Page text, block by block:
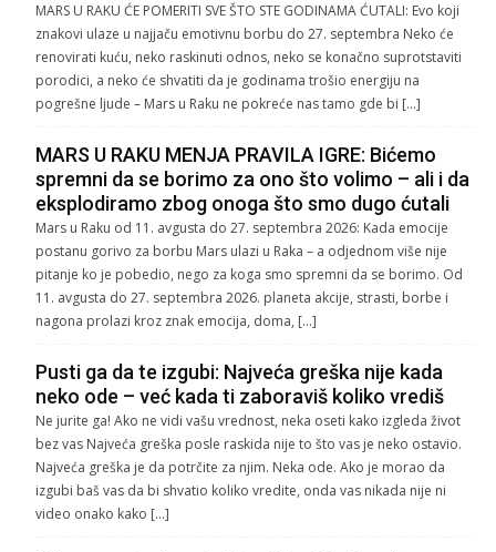
MARS U RAKU ĆE POMERITI SVE ŠTO STE GODINAMA ĆUTALI: Evo koji
znakovi ulaze u najjaču emotivnu borbu do 27. septembra Neko će
renovirati kuću, neko raskinuti odnos, neko se konačno suprotstaviti
porodici, a neko će shvatiti da je godinama trošio energiju na
pogrešne ljude – Mars u Raku ne pokreće nas tamo gde bi […]
MARS U RAKU MENJA PRAVILA IGRE: Bićemo
spremni da se borimo za ono što volimo – ali i da
eksplodiramo zbog onoga što smo dugo ćutali
Mars u Raku od 11. avgusta do 27. septembra 2026: Kada emocije
postanu gorivo za borbu Mars ulazi u Raka – a odjednom više nije
pitanje ko je pobedio, nego za koga smo spremni da se borimo. Od
11. avgusta do 27. septembra 2026. planeta akcije, strasti, borbe i
nagona prolazi kroz znak emocija, doma, […]
Pusti ga da te izgubi: Najveća greška nije kada
neko ode – već kada ti zaboraviš koliko vrediš
Ne jurite ga! Ako ne vidi vašu vrednost, neka oseti kako izgleda život
bez vas Najveća greška posle raskida nije to što vas je neko ostavio.
Najveća greška je da potrčite za njim. Neka ode. Ako je morao da
izgubi baš vas da bi shvatio koliko vredite, onda vas nikada nije ni
video onako kako […]